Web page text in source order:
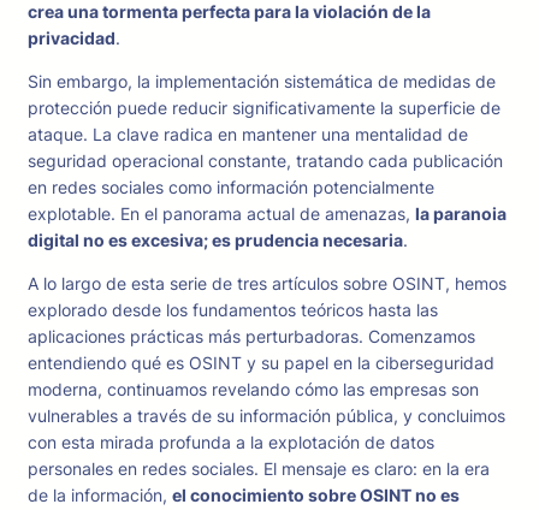
crea una tormenta perfecta para la violación de la
privacidad.
Sin embargo, la implementación sistemática de medidas de
protección puede reducir significativamente la superficie de
ataque. La clave radica en mantener una mentalidad de
seguridad operacional constante, tratando cada publicación
en redes sociales como información potencialmente
explotable. En el panorama actual de amenazas, la paranoia
digital no es excesiva; es prudencia necesaria.
A lo largo de esta serie de tres artículos sobre OSINT, hemos
explorado desde los fundamentos teóricos hasta las
aplicaciones prácticas más perturbadoras. Comenzamos
entendiendo qué es OSINT y su papel en la ciberseguridad
moderna, continuamos revelando cómo las empresas son
vulnerables a través de su información pública, y concluimos
con esta mirada profunda a la explotación de datos
personales en redes sociales. El mensaje es claro: en la era
de la información, el conocimiento sobre OSINT no es